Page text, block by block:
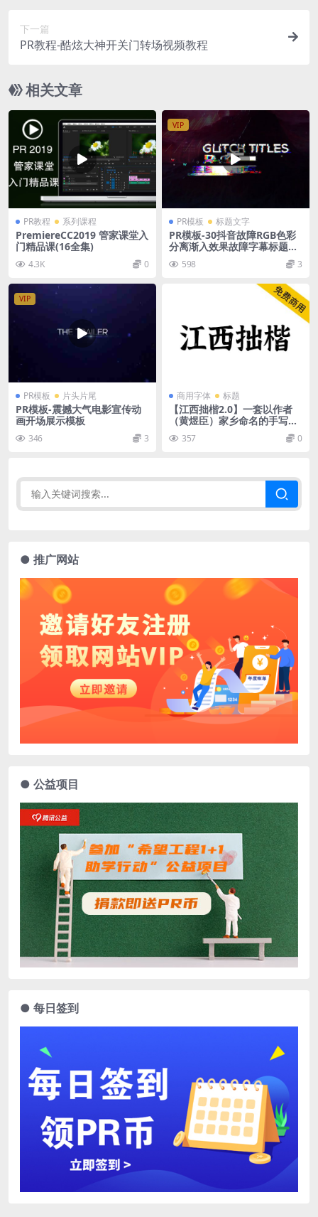
下一篇
PR教程-酷炫大神开关门转场视频教程
相关文章
PR教程 系列课程
PremiereCC2019 管家课堂入
门精品课(16全集)
4.3K 0
VIP
PR模板 标题文字
PR模板-30抖音故障RGB色彩
分离渐入效果故障字幕标题模
板 598 3
VIP
PR模板 片头片尾
PR模板-震撼大气电影宣传动
画开场展示模板
346 3
商用字体 标题
【江西拙楷2.0】一套以作者
（黄煜臣）家乡命名的手写楷
体，每个字都带有自然的斑驳
肌理357 0
● 推广网站
● 公益项目
● 每日签到